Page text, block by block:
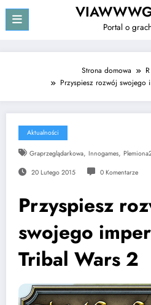
treści
Portal o grach
Strona domowa R
Przyspiesz rozwój swojego
Aktualności
Graprzeglądarkowa, Innogames,
20 Lutego 2015 0 Komentarze
Przyspiesz
swojego
Tribal Wars 2